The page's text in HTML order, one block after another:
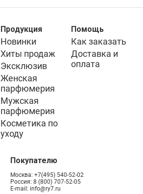
Продукция
Новинки
Хиты продаж
Эксклюзив
Женская
парфюмерия
Мужская
парфюмерия
Косметика по
уходу
Помощь
Как заказать
Доставка и
оплата
Покупателю
Москва: +7(495) 540-52-02
Россия: 8 (800) 707-52-05
E-mail: info@ry7.ru